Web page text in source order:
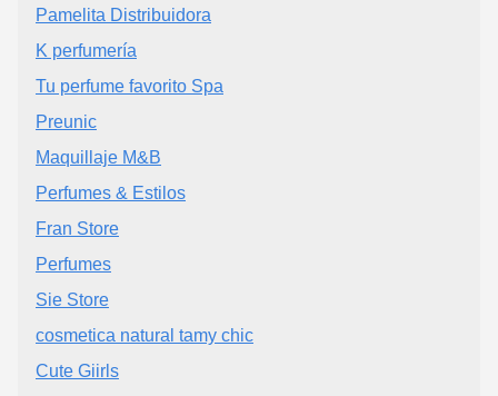
Pamelita Distribuidora
K perfumería
Tu perfume favorito Spa
Preunic
Maquillaje M&B
Perfumes & Estilos
Fran Store
Perfumes
Sie Store
cosmetica natural tamy chic
Cute Giirls